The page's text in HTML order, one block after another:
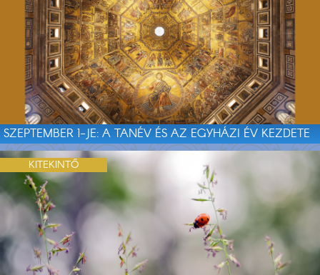
SZEPTEMBER 1-JE: A TANÉV ÉS AZ EGYHÁZI ÉV KEZDETE
KITEKINTŐ